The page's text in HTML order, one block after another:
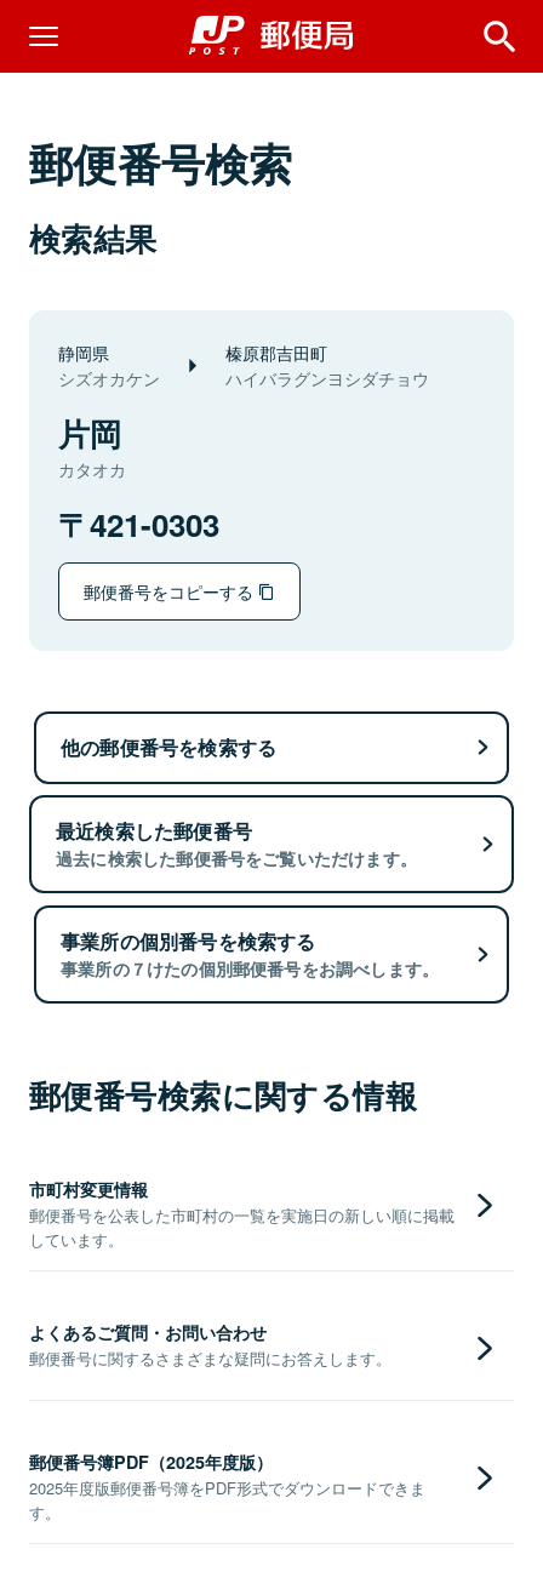
郵便番号検索
検索結果
静岡県
シズオカケン
榛原郡吉田町
ハイバラグンヨシダチョウ
片岡
カタオカ
421-0303
郵便番号をコピーする
他の郵便番号を検索する
最近検索した郵便番号
過去に検索した郵便番号をご覧いただけます。
事業所の個別番号を検索する
事業所の７けたの個別郵便番号をお調べします。
郵便番号検索に関する情報
市町村変更情報
郵便番号を公表した市町村の一覧を実施日の新しい順に掲載
しています。
よくあるご質問・お問い合わせ
郵便番号に関するさまざまな疑問にお答えします。
郵便番号簿PDF（2025年度版）
2025年度版郵便番号簿をPDF形式でダウンロードできま
す。